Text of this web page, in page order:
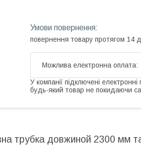
повернення товару протягом 14
У компанії підключені
будь-який товар не покидаючи
трубка довжиной 2300 мм